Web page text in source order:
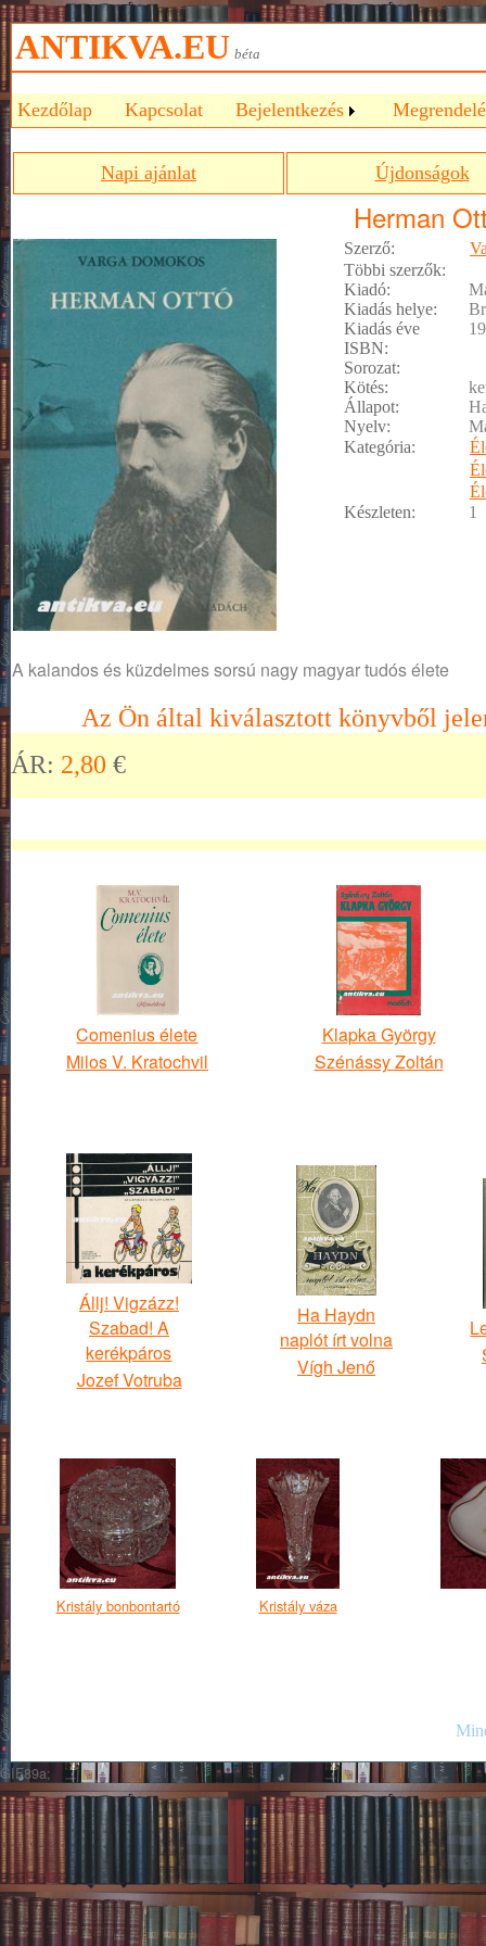
ANTIKVA.EU béta
Kezdőlap Kapcsolat Bejelentkezés
Napi ajánlat Újdonságok
Herman
Szerző:
Többi szerzők:
Kiadó:
Kiadás helye:
Kiadás éve
ISBN:
Sorozat:
Kötés:
Állapot:
Nyelv:
Kategória:
Készleten:
1
A kalandos és küzdelmes sorsú nagy magyar tudós élete
Az Ön által kiválasztott könyvből
ÁR: 2,80 €
Comenius élete
Milos V. Kratochvil
Klapka György
Szénássy Zoltán
Állj! Vigzázz!
Szabad! A
kerékpáros
Jozef Votruba
Ha Haydn
naplót írt volna
Vígh Jenő
Kristály bonbontartó Kristály váza
GIF89a;